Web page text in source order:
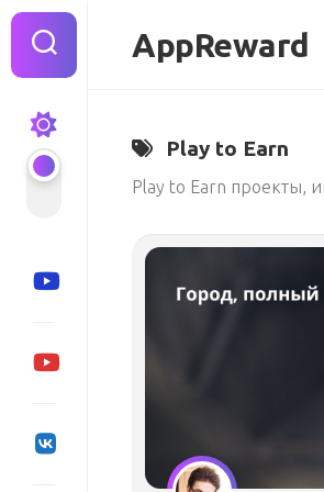
Перейти
содержанию
AppReward
Play to Earn
Play to Earn проекты,